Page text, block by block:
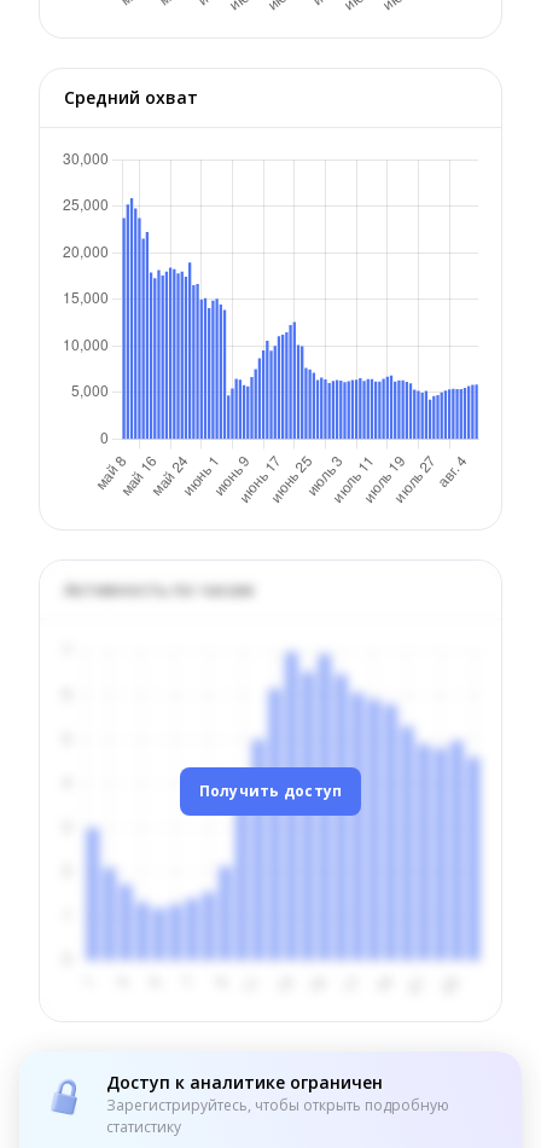
Средний охват
Активность по часам
Получить доступ
Доступ к аналитике ограничен
Зарегистрируйтесь, чтобы открыть подробную
статистику